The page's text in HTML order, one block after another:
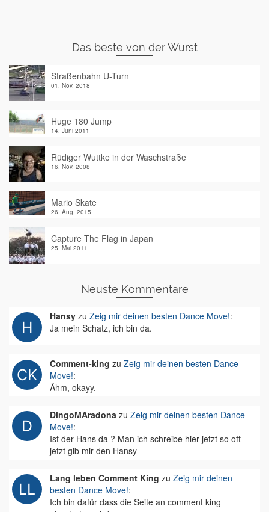
Das beste von der Wurst
Straßenbahn U-Turn
01. Nov. 2018
Huge 180 Jump
14. Juni 2011
Rüdiger Wuttke in der Waschstraße
16. Nov. 2008
Mario Skate
26. Aug. 2015
Capture The Flag in Japan
25. Mai 2011
Neuste Kommentare
Hansy zu Zeig mir deinen besten Dance Move!:
Ja mein Schatz, ich bin da.
Comment-king zu Zeig mir deinen besten Dance
Move!:
Ähm, okayy.
DingoMAradona zu Zeig mir deinen besten Dance
Move!:
Ist der Hans da ? Man ich schreibe hier jetzt so oft
jetzt gib mir den Hansy
Lang leben Comment King zu Zeig mir deinen
besten Dance Move!:
Ich bin dafür dass die Seite an comment king